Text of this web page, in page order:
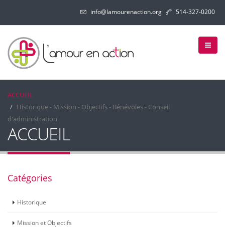
info@lamourenaction.org 514-327-0200
ACCUEIL
Historique - Mission - Objectifs - Bénévoles - Conseil
d'administration
ACCUEIL
Catégories
Historique
Mission et Objectifs